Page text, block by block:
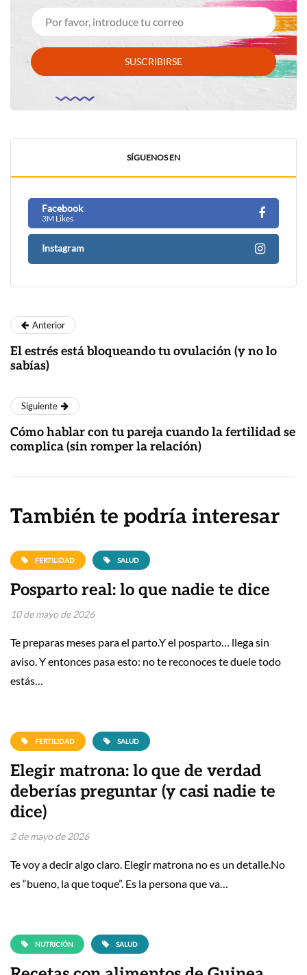
SUSCRIBIRSE
SÍGUENOS EN
Facebook
3M Likes
Instagram
Anterior
El estrés está bloqueando tu ovulación (y no lo
sabías)
Siguiente
Cómo hablar con tu pareja cuando la fertilidad se
complica (sin romper la relación)
También te podría interesar
FERTILIDAD SALUD
Posparto real: lo que nadie te dice
10 de mayo de 2026
Te preparas meses para el parto.Y el posparto… llega sin
aviso. Y entonces pasa esto: no te reconoces te duele todo
estás…
FERTILIDAD SALUD
Elegir matrona: lo que de verdad
deberías preguntar (y casi nadie te
dice)
2 de mayo de 2026
Te voy a decir algo claro. Elegir matrona no es un detalle.No
es “bueno, la que toque”. Es la persona que va…
NUTRICIÓN SALUD